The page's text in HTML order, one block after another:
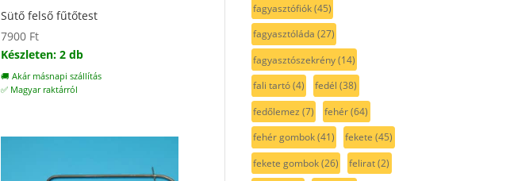
Sütő felső fűtőtest
7900 Ft
Készleten: 2 db
🚚 Akár másnapi szállítás
✅ Magyar raktárról
fagyasztófiók(45)
fagyasztóláda (27)
fagyasztószekrény(14)
fali tartó(4) fedél (38)
fedőlemez (7) fehér(64)
fehér gombok(41) fekete (45)
fekete gombok(26) felirat(2)